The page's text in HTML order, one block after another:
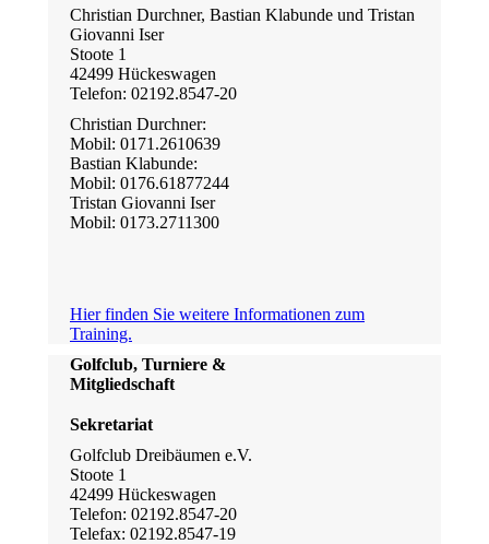
Christian Durchner, Bastian Klabunde und Tristan
Giovanni Iser
Stoote 1
42499 Hückeswagen
Telefon: 02192.8547-20
Christian Durchner:
Mobil: 0171.2610639
Bastian Klabunde:
Mobil: 0176.61877244
Tristan Giovanni Iser
Mobil: 0173.2711300
Hier finden Sie weitere Informationen zum
Training.
Golfclub, Turniere &
Mitgliedschaft
Sekretariat
Golfclub Dreibäumen e.V.
Stoote 1
42499 Hückeswagen
Telefon: 02192.8547-20
Telefax: 02192.8547-19